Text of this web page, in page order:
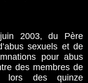
2003, du Père
sexuels et de
pour abus
des membres de
lors des quinze